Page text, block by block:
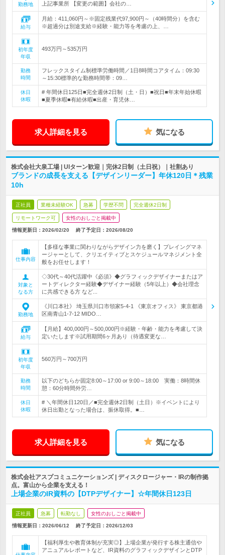
勤務地
上記事業所 【変更の範囲】会社の…
給与
月給：411,060円～※固定残業代97,900円～（40時間分）を含む
※超過分は別途支給※経験・能力等を考慮の上、…
初年度
年収
493万円～535万円
勤務
時間
フレックスタイム制標準労働時間／1日8時間コアタイム：09:30
～15:30標準的な勤務時間帯：09…
休日
休暇
# 年間休日125日■完全週休2日制（土・日）■祝日■年末年始休暇
■夏季休暇■有給休暇■出産・育児休…
求人詳細を見る 気になる
株式会社大泉工場 | UIターン歓迎｜完休2日制（土日祝）｜社割あり
ブランドの成長を支える【デザインリーダー】年休120日＊残業
10h
正社員 業種未経験OK 急募 学歴不問 完全週休2日制
リモートワーク可 女性のおしごと掲載中
情報更新日：2026/02/20 終了予定日： 2026/08/20
仕事内容
【多様な事業に関わりながらデザイン力を磨く】プレイングマネ
ージャーとして、クリエイティブとスケジュールマネジメント全
般をお任せします！
対象と
なる方
◇30代～40代活躍中《必須》◆グラフィックデザイナーまたはア
ートディレクター経験◆デザイナー経験（5年以上）◆会社理念
に共感できる方 など...
勤務地
《川口本社》 埼玉県川口市領家5-4-1 《東京オフィス》 東京都港
区南青山1-7-12 MIDO…
給与
【月給】400,000円～500,000円※経験・年齢・能力を考慮して決
定いたします※試用期間6ヶ月あり（待遇変更な…
初年度
年収
560万円～700万円
勤務
時間
以下のどちらか固定8:00～17:00 or 9:00～18:00 実働：8時間休
憩：60分時間外労…
休日
休暇
# ＼年間休日120日／■完全週休2日制（土日）※イベントにより
休日出勤となった場合は、振休取得。■…
求人詳細を見る 気になる
株式会社アスプコミュニケーションズ | ディスクロージャー・IRの制作拠
点。富山から企業を支える！
上場企業のIR資料の【DTPデザイナー】☆年間休日123日
正社員 急募 転勤なし 女性のおしごと掲載中
情報更新日：2026/06/12 終了予定日： 2026/12/03
【福利厚生や教育体制が充実◎】上場企業が発行する株主通信や
アニュアルレポートなど、IR資料のグラフィックデザインとDTP